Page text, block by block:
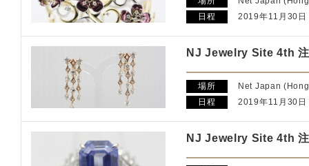
日程
2019年11月30
NJ Jewelry Site 4th
場所
Net Japan
日程
2019年11月30
NJ Jewelry Site 4th